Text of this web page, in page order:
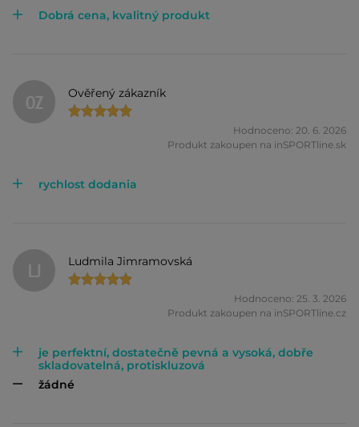
Dobrá cena, kvalitný produkt
OZ Ověřený zákazník
Hodnoceno: 20. 6. 2026
Produkt zakoupen na inSPORTline.sk
rychlost dodania
LJ Ludmila Jimramovská
Hodnoceno: 25. 3. 2026
Produkt zakoupen na inSPORTline.cz
je perfektní, dostatečně pevná a vysoká, dobře
skladovatelná, protiskluzová
žádné